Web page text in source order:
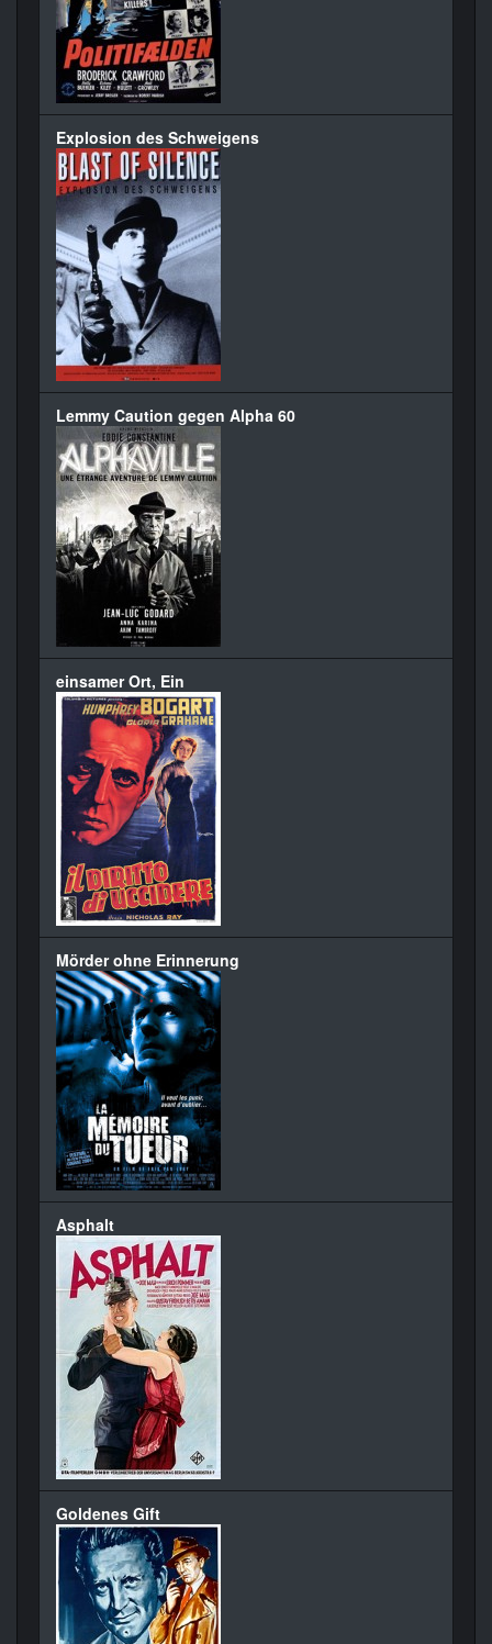
Explosion des Schweigens
Lemmy Caution gegen Alpha 60
einsamer Ort, Ein
Mörder ohne Erinnerung
Asphalt
Goldenes Gift